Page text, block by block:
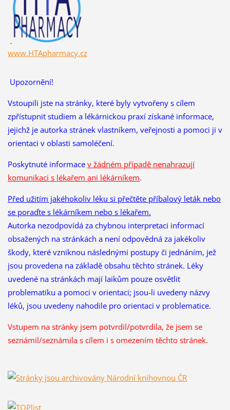
www.HTApharmacy.cz
Upozornění!
Vstoupili jste na stránky, které byly vytvořeny s cílem
zpřístupnit studiem a lékárnickou praxí získané informace,
jejichž je autorka stránek vlastníkem, veřejnosti a pomoci ji v
orientaci v oblasti samoléčení.
Poskytnuté informace v žádném případě nenahrazují
komunikaci s lékařem ani lékárníkem.
Před užitím jakéhokoliv léku si přečtěte příbalový leták nebo
se poraďte s lékárníkem nebo s lékařem.
Autorka nezodpovídá za chybnou interpretaci informací
obsažených na stránkách a není odpovědná za jakékoliv
škody, které vzniknou následnými postupy či jednáním, jež
jsou provedena na základě obsahu těchto stránek. Léky
uvedené na stránkách mají laikům pouze osvětlit
problematiku a pomoci v orientaci; jsou-li uvedeny názvy
léků, jsou uvedeny nahodile pro orientaci v problematice.
Vstupem na stránky jsem potvrdil/potvrdila, že jsem se
seznámil/seznámila s cílem i s omezením těchto stránek.